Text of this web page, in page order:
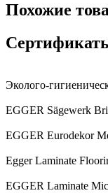
Похожие
Эколого-
EGGER Sägewerk
EGGER Eurodekor
Egger Laminate
EGGER Laminate